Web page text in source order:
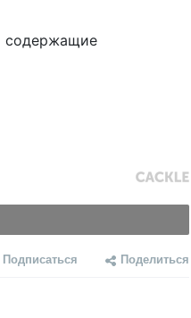
содержащие
Подписаться Поделиться